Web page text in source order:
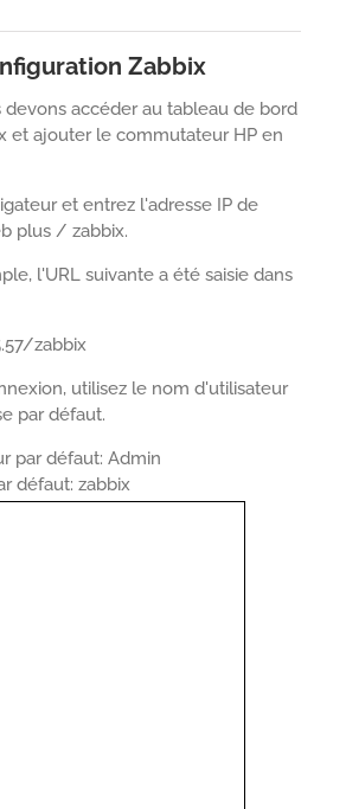
Zabbix
devons accéder au tableau de bord
et ajouter le commutateur HP en
et entrez l'adresse IP de
plus / zabbix.
l'URL suivante a été saisie dans
zabbix
utilisez le nom d'utilisateur
par défaut.
par défaut: Admin
défaut: zabbix